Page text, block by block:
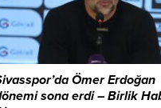
Türkiye’nin Dünya
başlıyor: Rakip Meksika!
eşleşmeleri...
Ömer Erdoğan
sona erdi – Birlik